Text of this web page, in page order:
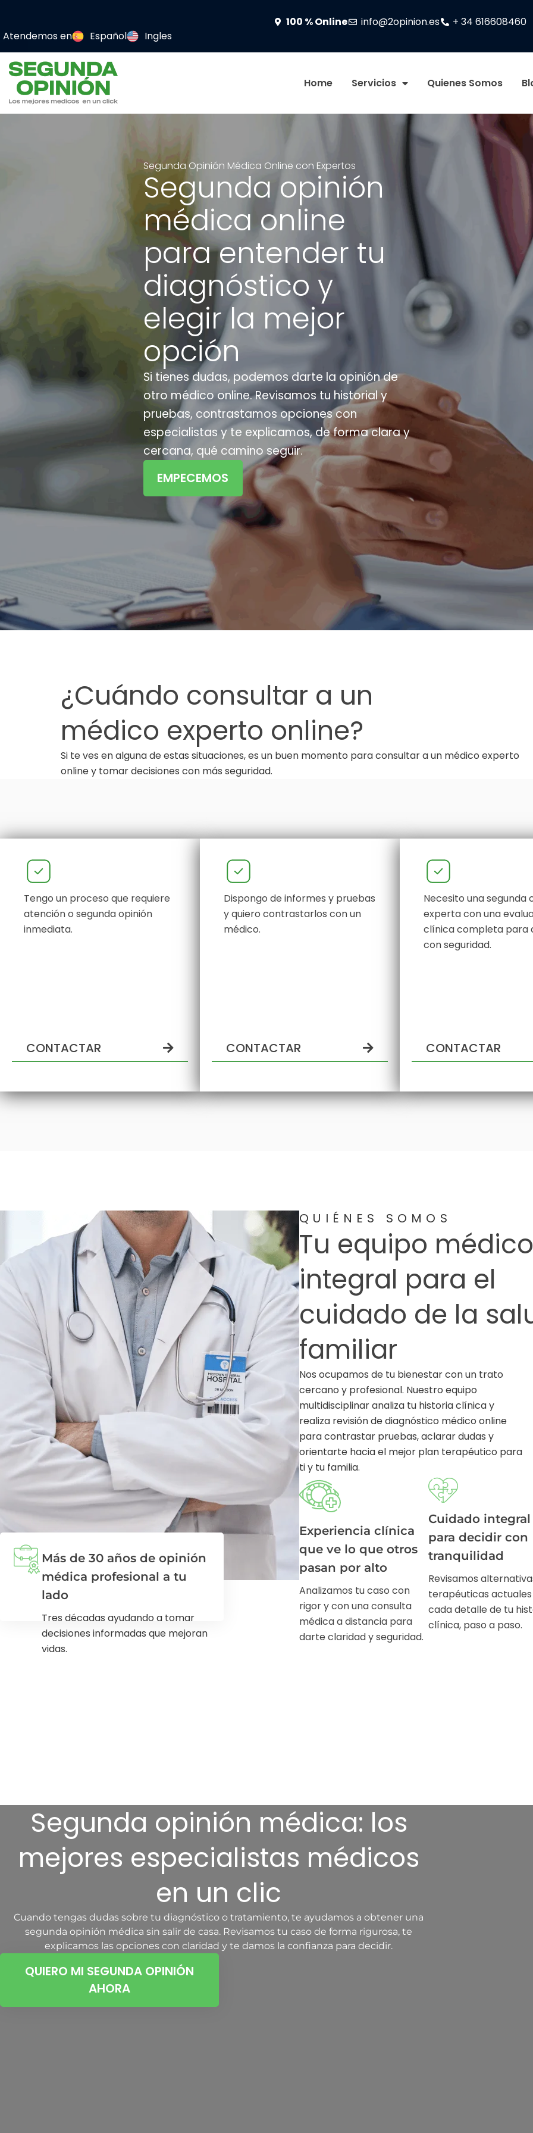
100 % Online info@2opinion.es
+ 34 616608460
Atendemos en
Español Ingles
Home Servicios Quienes Somos
Segunda Opinión Médica Online con Expertos
Segunda opinión
médica online
para entender tu
diagnóstico y
elegir la mejor
opción
Si tienes dudas, podemos darte la opinión de
otro médico online. Revisamos tu historial y
pruebas, contrastamos opciones con
especialistas y te explicamos, de forma clara y
cercana, qué camino seguir.
EMPECEMOS
¿Cuándo consultar a un
médico experto online?
Si te ves en alguna de estas situaciones, es un buen momento para consultar a un médico experto
online y tomar decisiones con más seguridad.
Tengo un proceso que requiere
atención o segunda opinión
inmediata.
CONTACTAR
Dispongo de informes y pruebas
y quiero contrastarlos con un
médico.
CONTACTAR
Necesito una segunda
experta con una
clínica completa para
con seguridad.
CONTACTAR
Más de 30 años de opinión
médica profesional a tu
lado
Tres décadas ayudando a tomar
decisiones informadas que mejoran
vidas.
QUIÉNES SOMOS
Tu equipo
integral para el
cuidado de la
familiar
Nos ocupamos de tu bienestar con un trato
cercano y profesional. Nuestro equipo
multidisciplinar analiza tu historia clínica y
realiza revisión de diagnóstico médico online
para contrastar pruebas, aclarar dudas y
orientarte hacia el mejor plan terapéutico para
ti y tu familia.
Experiencia clínica
que ve lo que otros
pasan por alto
Analizamos tu caso con
rigor y con una consulta
médica a distancia para
darte claridad y seguridad.
Cuidado integral
para decidir con
tranquilidad
Revisamos
terapéuticas
cada detalle de tu
clínica, paso a paso.
Segunda opinión médica: los
mejores especialistas médicos
en un clic
Cuando tengas dudas sobre tu diagnóstico o tratamiento, te ayudamos a obtener una
segunda opinión médica sin salir de casa. Revisamos tu caso de forma rigurosa, te
explicamos las opciones con claridad y te damos la confianza para decidir.
QUIERO MI SEGUNDA OPINIÓN
AHORA